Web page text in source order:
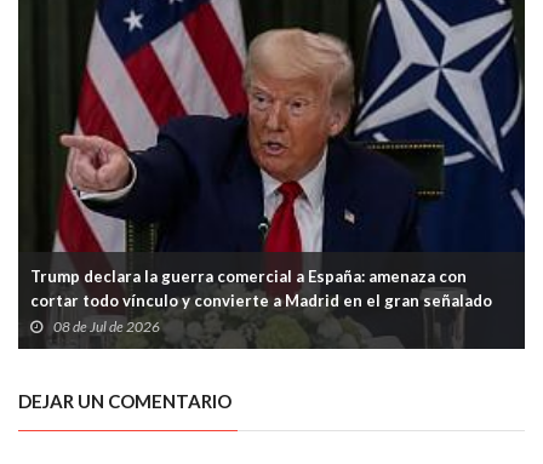
Trump declara la guerra comercial a España: amenaza con
cortar todo vínculo y convierte a Madrid en el gran señalado
de la OTAN
08 de Jul de 2026
DEJAR UN COMENTARIO